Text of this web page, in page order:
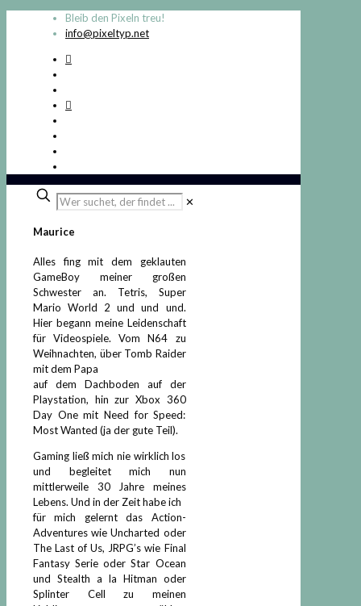
Bleib den Pixeln treu!
info@pixeltyp.net
Wer
suchet,
findet
✕
Maurice
Alles fing mit dem geklauten
GameBoy meiner großen
Schwester an. Tetris, Super
Mario World 2 und und und.
Hier begann meine Leidenschaft
für Videospiele. Vom N64 zu
Weihnachten, über Tomb Raider
mit dem Papa
auf dem Dachboden auf der
Playstation, hin zur Xbox 360
Day One mit Need for Speed:
Most Wanted (ja der gute Teil).
Gaming ließ mich nie wirklich los
und begleitet mich nun
mittlerweile 30 Jahre meines
Lebens. Und in der Zeit habe ich
für mich gelernt das Action-
Adventures wie Uncharted oder
The Last of Us, JRPG’s wie Final
Fantasy Serie oder Star Ocean
und Stealth a la Hitman oder
Splinter Cell zu meinen